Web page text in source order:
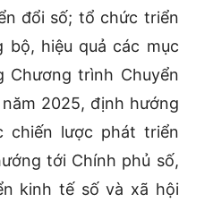
đổi số; tổ chức triển
bộ, hiệu quả các mục
Chương trình Chuyển
2025, định hướng
chiến lược phát triển
tới Chính phủ số,
kinh tế số và xã hội